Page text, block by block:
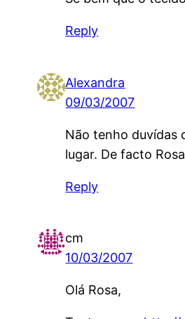
Reply
Alexandra
09/03/2007
Não tenho duvídas
lugar. De facto
Reply
cm
10/03/2007
Olá Rosa,